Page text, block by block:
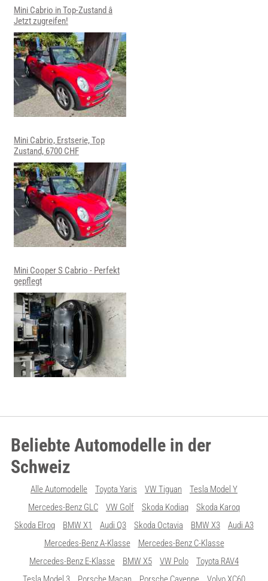
Mini Cabrio in Top-Zustand â
Jetzt zugreifen!
Mini Cabrio, Erstserie, Top
Zustand, 6700 CHF
Mini Cooper S Cabrio - Perfekt
gepflegt
Beliebte Automodelle in der
Schweiz
Alle Automodelle Toyota Yaris VW Tiguan
Tesla Model Y
Mercedes-Benz GLC
VW Golf Skoda Kodiaq
Skoda Karoq
Skoda Elroq
BMW X1 Audi Q3 Skoda Octavia BMW X3
Audi A3
Mercedes-Benz A-Klasse
Mercedes-Benz C-Klasse
Mercedes-Benz E-Klasse
BMW X5 VW Polo
Toyota RAV4